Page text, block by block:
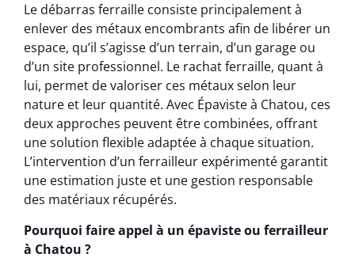
Le débarras ferraille consiste principalement à
enlever des métaux encombrants afin de libérer un
espace, qu’il s’agisse d’un terrain, d’un garage ou
d’un site professionnel. Le rachat ferraille, quant à
lui, permet de valoriser ces métaux selon leur
nature et leur quantité. Avec Épaviste à Chatou, ces
deux approches peuvent être combinées, offrant
une solution flexible adaptée à chaque situation.
L’intervention d’un ferrailleur expérimenté garantit
une estimation juste et une gestion responsable
des matériaux récupérés.
Pourquoi faire appel à un épaviste ou ferrailleur
à Chatou ?